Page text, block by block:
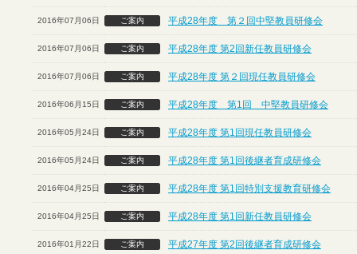
2016年07月06日 ご案内 平成28年度 第２回中堅教員研修会
2016年07月06日 ご案内 平成28年度 第2回新任教員研修会
2016年07月06日 ご案内 平成28年度 第２回現任教員研修会
2016年06月15日 ご案内 平成28年度 第1回 中堅教員研修会
2016年05月24日 ご案内 平成28年度 第1回現任教員研修会
2016年05月24日 ご案内 平成28年度 第1回後継者育成研修会
2016年04月25日 ご案内 平成28年度 第1回特別支援教育研修会
2016年04月25日 ご案内 平成28年度 第1回新任教員研修会
2016年01月22日 ご案内 平成27年度 第2回後継者育成研修会